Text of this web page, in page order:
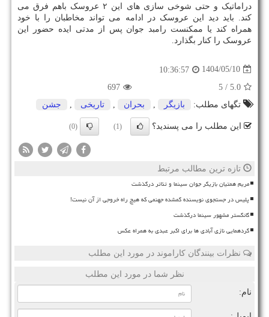
دراماتیک و حتی شوخی سازی های این ۲ عروسک باهم فرق می
کند. باید دید این عروسک در ادامه می تواند مخاطبان را با خود
همراه کند یا ممکنست رامبد جوان پس از مدتی ایده حضور این
عروسک را کنار بگذارد.
1404/05/10
10:36:57
5.0
/ 5
697
تگهای مطلب:
بازیگر بحران تاریخی جشن
این مطلب را می پسندید؟ (1)
(0)
تازه ترین مطالب مرتبط
مریم همتیان بازیگر جوان سینما و تئاتر درگذشت
پلیس در جستجوی نویسنده گمشده جهنمی که هیچ راه خروجی از آن نیست!
گانگستر مشهور سینما درگذشت
گردهمایی نازی آبادی ها برای اکبر عبدی به همراه عکس
نظرات بینندگان کاراموند در مورد این مطلب
نظر شما در مورد این مطلب
نام: